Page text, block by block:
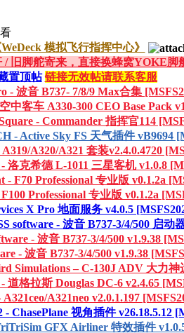
WeDeck 模拟飞行指挥中心》
/ 旧脚舵寄来，直接换蜂窝YOKE脚
置顶帖 链接无效帖请联系客服
- 波音 B737- 7/8/9 Max合集
中客车 A330-300 CEO Base Pack
- Commander 指挥官114
- Active Sky FS 天气插件 vB9694
A320/A321 套装v2.4.0.4720
洛克希德 L-1011 三星客机 v1.0.8
- F70 Professional 专业版 v0.1.2a
Professional 专业版 v0.1.2a
X Pro 地面服务 v4.0.5
software - 波音 B737-3/4/500 启动
- 波音 B737-3/4/500 v1.9.38
- 波音 B737-3/4/500 v1.9.38
Simulations – C-130J ADV 大力神
道格拉斯 Douglas DC-6 v2.4.65
A321neo v2.0.1.197
- ChasePlane 视角插件 v26.18.5.12
GFX Airliner 特效插件